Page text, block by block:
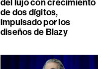
del lujo con crecimiento
de dos dígitos,
impulsado por los
diseños de Blazy